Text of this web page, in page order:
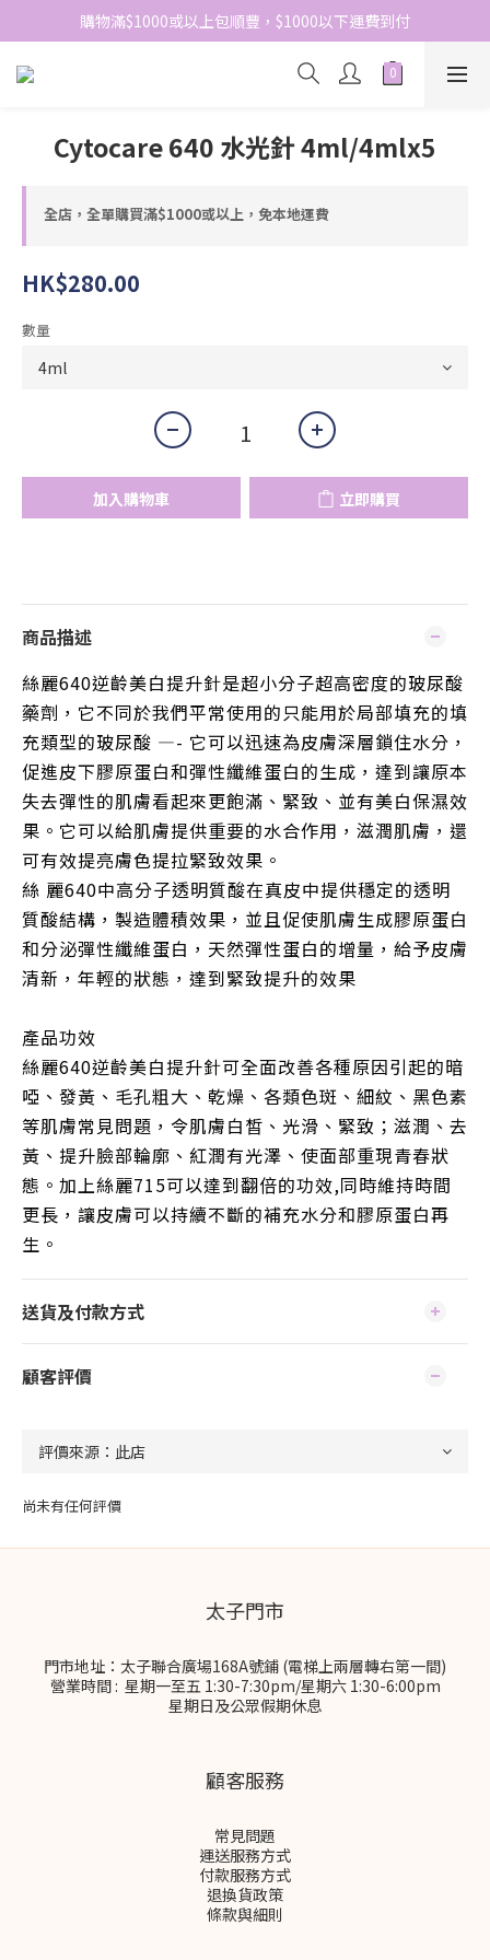
網站免費登記會員，會員優惠價於結帳時自動扣減
購物滿$1000或以上包順豐，$1000以下運費到付
網站免費登記會員，會員優惠價於結帳時自動扣減
Cytocare 640 水光針 4ml/4mlx5
全店，全單購買滿$1000或以上，免本地運費
HK$280.00
數量
加入購物車 立即購買
商品描述
絲麗640逆齡美白提升針是超小分子超高密度的玻尿酸
藥劑，它不同於我們平常使用的只能用於局部填充的填
充類型的玻尿酸 —- 它可以迅速為皮膚深層鎖住水分，
促進皮下膠原蛋白和彈性纖維蛋白的生成，達到讓原本
失去彈性的肌膚看起來更飽滿、緊致、並有美白保濕效
果。它可以給肌膚提供重要的水合作用，滋潤肌膚，還
可有效提亮膚色提拉緊致效果。
絲 麗640中高分子透明質酸在真皮中提供穩定的透明
質酸結構，製造體積效果，並且促使肌膚生成膠原蛋白
和分泌彈性纖維蛋白，天然彈性蛋白的增量，給予皮膚
清新，年輕的狀態，達到緊致提升的效果
產品功效
絲麗640逆齡美白提升針可全面改善各種原因引起的暗
啞、發黃、毛孔粗大、乾燥、各類色斑、細紋、黑色素
等肌膚常見問題，令肌膚白皙、光滑、緊致；滋潤、去
黃、提升臉部輪廓、紅潤有光澤、使面部重現青春狀
態。加上絲麗715可以達到翻倍的功效,同時維持時間
更長，讓皮膚可以持續不斷的補充水分和膠原蛋白再
生。
送貨及付款方式
顧客評價
尚未有任何評價
太子門市
門市地址：太子聯合廣場168A號鋪 (電梯上兩層轉右第一間)
營業時間 : 星期一至五 1:30-7:30pm/星期六 1:30-6:00pm
星期日及公眾假期休息
顧客服務
常見問題
運送服務方式
付款服務方式
退換貨政策
條款與細則